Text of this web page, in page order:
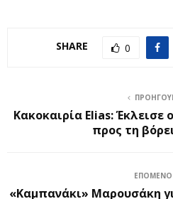
SHARE 0
Κακοκαιρία Elias:
προς τη
ΕΠΌΜΕΝΟ
«Καμπανάκι» Μαρουσάκη